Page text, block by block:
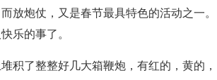
放炮仗，又是春节最具特色的活动之一。
乐的事了。
积了整整好几大箱鞭炮，有红的，黄的，